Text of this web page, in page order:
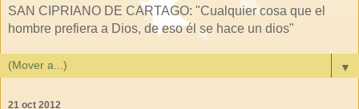
SAN CIPRIANO DE CARTAGO: "Cualquier cosa que el
hombre prefiera a Dios, de eso él se hace un dios"
▼
21 oct 2012